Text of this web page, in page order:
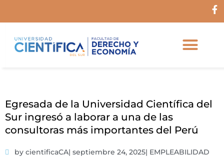
F
Egresada de la Universidad Científica del
Sur ingresó a laborar a una de las
consultoras más importantes del Perú
by cientificaCA| septiembre 24, 2025| EMPLEABILIDAD